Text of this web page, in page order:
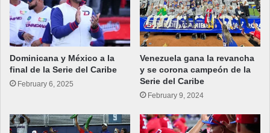
Dominicana y México a la
final de la Serie del Caribe
February 6, 2025
Venezuela gana la revancha
y se corona campeón de la
Serie del Caribe
February 9, 2024